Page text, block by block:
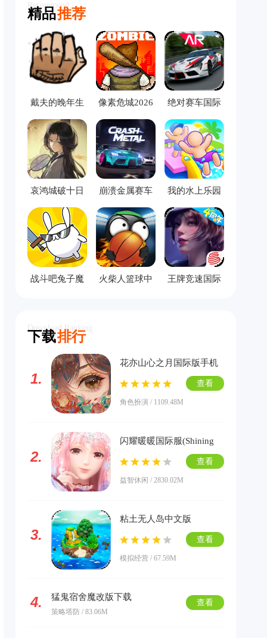
精品推荐
Recommend
戴夫的晚年生
活手机版
像素危城2026
绝对赛车国际
服
哀鸿城破十日
记完整版
崩溃金属赛车
中文版
我的水上乐园
模拟器
战斗吧兔子魔
火柴人篮球中
王牌竞速国际
下载排行
Download Ranking
1.
花亦山心之月国际版手机
版下载
角色扮演 / 1109.48M
查看
2.
闪耀暖暖国际服(Shining
Nikki)下载
益智休闲 / 2830.02M
查看
3.
粘土无人岛中文版
模拟经营 / 67.59M
查看
4. 猛鬼宿舍魔改版下载
策略塔防 / 83.06M
查看